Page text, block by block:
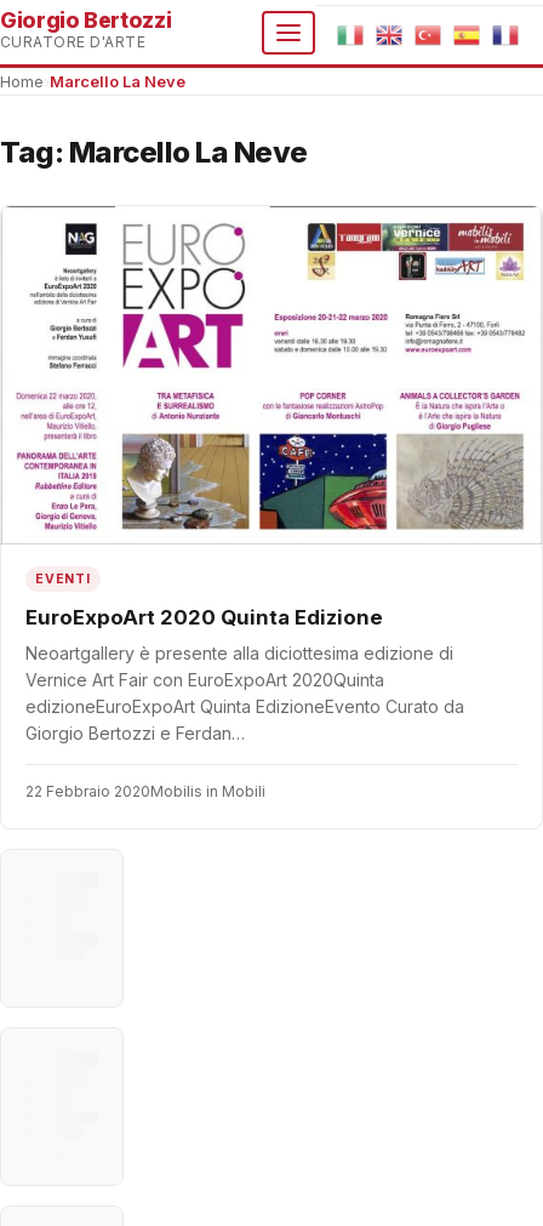
Giorgio Bertozzi
CURATORE D'ARTE
Home Marcello La Neve
Tag: Marcello La Neve
EVENTI
EuroExpoArt 2020 Quinta Edizione
Neoartgallery è presente alla diciottesima edizione di
Vernice Art Fair con EuroExpoArt 2020Quinta
edizioneEuroExpoArt Quinta EdizioneEvento Curato da
Giorgio Bertozzi e Ferdan…
22 Febbraio 2020Mobilis in Mobili